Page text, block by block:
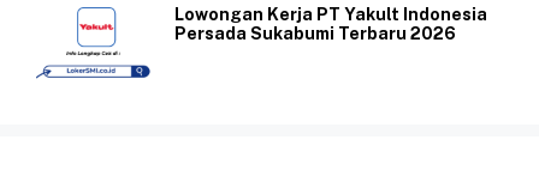
Lowongan Kerja PT Yakult Indonesia
Persada Sukabumi Terbaru 2026